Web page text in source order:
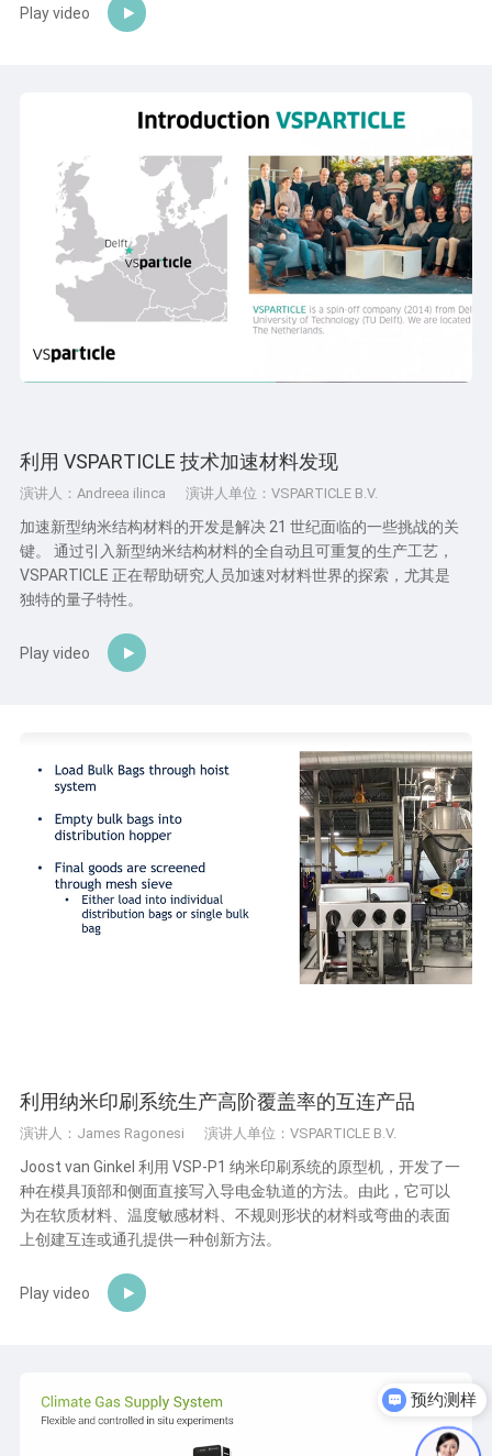
Play video
利用 VSPARTICLE 技术加速材料发现
演讲人：Andreea ilinca 演讲人单位：VSPARTICLE B.V.
加速新型纳米结构材料的开发是解决 21 世纪面临的一些挑战的关
键。 通过引入新型纳米结构材料的全自动且可重复的生产工艺，
VSPARTICLE 正在帮助研究人员加速对材料世界的探索，尤其是
独特的量子特性。
Play video
利用纳米印刷系统生产高阶覆盖率的互连产品
演讲人：James Ragonesi 演讲人单位：VSPARTICLE B.V.
Joost van Ginkel 利用 VSP-P1 纳米印刷系统的原型机，开发了一
种在模具顶部和侧面直接写入导电金轨道的方法。由此，它可以
为在软质材料、温度敏感材料、不规则形状的材料或弯曲的表面
上创建互连或通孔提供一种创新方法。
Play video
预约测样
获取产品资料